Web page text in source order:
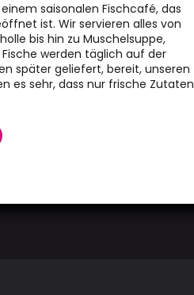
saisonalen Fischcafé, das
ist. Wir servieren alles von
bis hin zu Muschelsuppe,
werden täglich auf der
später geliefert, bereit, unseren
es sehr, dass nur frische Zutaten